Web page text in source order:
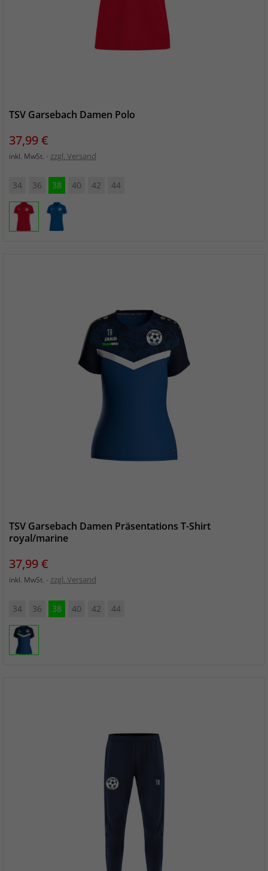
TSV Garsebach Damen Polo
Preis
37,99 €
inkl. MwSt. zzgl. Versand
34 36 38 40 42 44
TSV Garsebach Damen Präsentations T-Shirt
royal/marine
Preis
37,99 €
inkl. MwSt. zzgl. Versand
34 36 38 40 42 44